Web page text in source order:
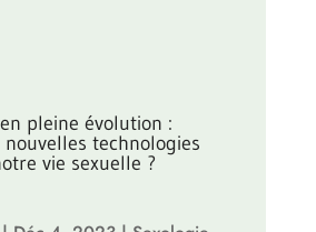
pleine évolution :
technologies
vie sexuelle ?